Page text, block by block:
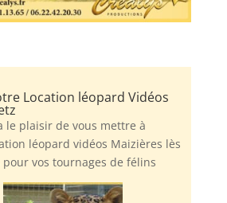
Location léopard Vidéos
le plaisir de vous mettre à
léopard vidéos Maizières lès
vos tournages de félins